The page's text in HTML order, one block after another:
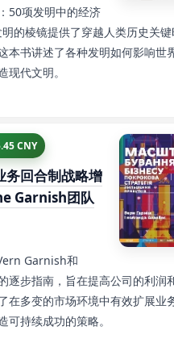
50项发明中的经济
的棱镜提供了穿越人类历史关键
本书讲述了各种发明如何影响世
现代文明。
CNY
回合制战略增
Garnish团队
Garnish和
逐步指南，旨在提高公司的利润
在多变的市场环境中有效扩展业
可持续成功的策略。